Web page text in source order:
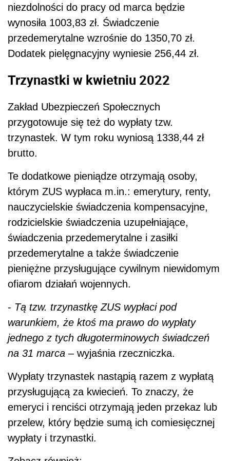
niezdolności do pracy od marca będzie
wynosiła 1003,83 zł. Świadczenie
przedemerytalne wzrośnie do 1350,70 zł.
Dodatek pielęgnacyjny wyniesie 256,44 zł.
Trzynastki w kwietniu 2022
Zakład Ubezpieczeń Społecznych
przygotowuje się też do wypłaty tzw.
trzynastek. W tym roku wyniosą 1338,44 zł
brutto.
Te dodatkowe pieniądze otrzymają osoby,
którym ZUS wypłaca m.in.: emerytury, renty,
nauczycielskie świadczenia kompensacyjne,
rodzicielskie świadczenia uzupełniające,
świadczenia przedemerytalne i zasiłki
przedemerytalne a także świadczenie
pieniężne przysługujące cywilnym niewidomym
ofiarom działań wojennych.
- Tą tzw. trzynastkę ZUS wypłaci pod
warunkiem, że ktoś ma prawo do wypłaty
jednego z tych długoterminowych świadczeń
na 31 marca – wyjaśnia rzeczniczka.
Wypłaty trzynastek nastąpią razem z wypłatą
przysługującą za kwiecień. To znaczy, że
emeryci i renciści otrzymają jeden przekaz lub
przelew, który będzie sumą ich comiesięcznej
wypłaty i trzynastki.